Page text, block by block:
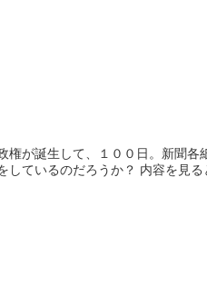
が誕生して、１００日。新聞各
しているのだろうか？ 内容を見